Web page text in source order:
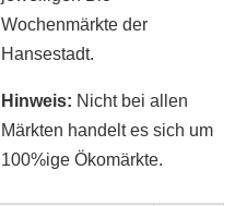
Do: 14:00 – 18:00 Uhr
Do: 09:00 – 13:00 Uhr
Mi + Fr: 14:00 – 18:00 Uhr
Wochenmärkte der
Hansestadt.
Hinweis: Nicht bei allen
Märkten handelt es sich um
100%ige Ökomärkte.